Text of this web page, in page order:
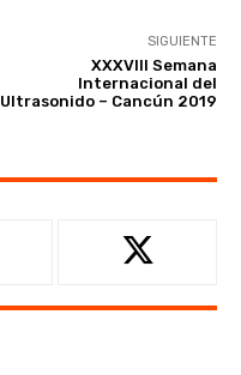
SIGUIENTE
XXXVIII Semana
Internacional del
Ultrasonido – Cancún 2019